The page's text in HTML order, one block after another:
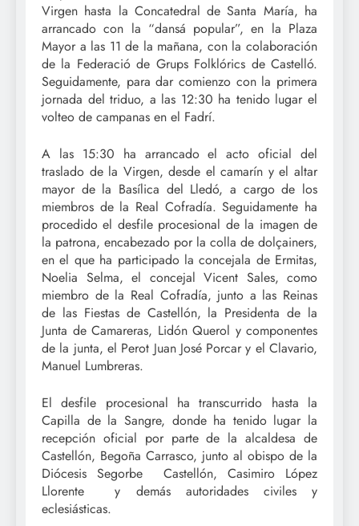
Virgen hasta la Concatedral de Santa María, ha
arrancado con la “dansá popular”, en la Plaza
Mayor a las 11 de la mañana, con la colaboración
de la Federació de Grups Folklórics de Castelló.
Seguidamente, para dar comienzo con la primera
jornada del triduo, a las 12:30 ha tenido lugar el
volteo de campanas en el Fadrí.
A las 15:30 ha arrancado el acto oficial del
traslado de la Virgen, desde el camarín y el altar
mayor de la Basílica del Lledó, a cargo de los
miembros de la Real Cofradía. Seguidamente ha
procedido el desfile procesional de la imagen de
la patrona, encabezado por la colla de dolçainers,
en el que ha participado la concejala de Ermitas,
Noelia Selma, el concejal Vicent Sales, como
miembro de la Real Cofradía, junto a las Reinas
de las Fiestas de Castellón, la Presidenta de la
Junta de Camareras, Lidón Querol y componentes
de la junta, el Perot Juan José Porcar y el Clavario,
Manuel Lumbreras.
El desfile procesional ha transcurrido hasta la
Capilla de la Sangre, donde ha tenido lugar la
recepción oficial por parte de la alcaldesa de
Castellón, Begoña Carrasco, junto al obispo de la
Diócesis Segorbe Castellón, Casimiro López
Llorente y demás autoridades civiles y
eclesiásticas.